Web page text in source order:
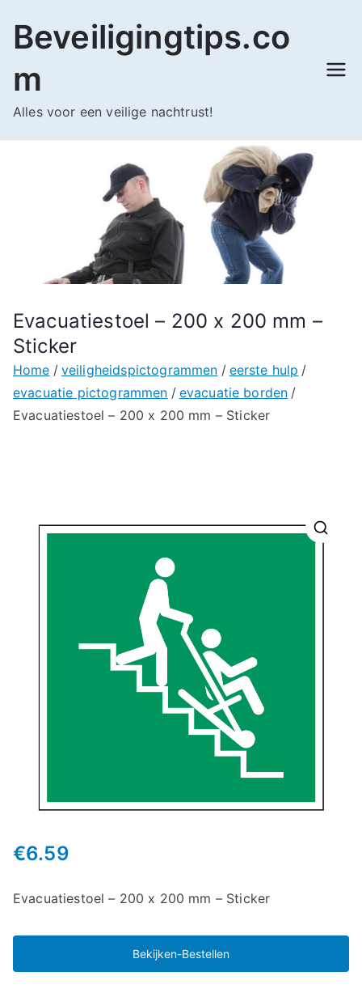
naar
inhoud
Beveiligingtips.co
m
Alles voor een veilige nachtrust!
Evacuatiestoel – 200 x 200 mm –
Sticker
Home veiligheidspictogrammen
eerste hulp
evacuatie pictogrammen
evacuatie borden
Evacuatiestoel – 200 x 200 mm – Sticker
€6.59
Evacuatiestoel – 200 x 200 mm – Sticker
Bekijken-Bestellen